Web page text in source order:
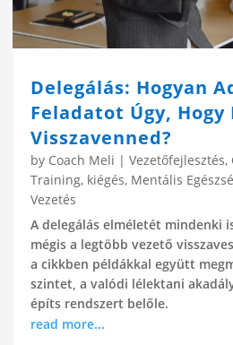
Delegálás: Hogyan
Feladatot Úgy, Hogy
Visszavenned?
by Coach Meli | Vezetőfejlesztés,
Training, kiégés, Mentális
Vezetés
A delegálás elméletét mindenki
mégis a legtöbb vezető
a cikkben példákkal együtt
szintet, a valódi lélektani
építs rendszert belőle.
read more...